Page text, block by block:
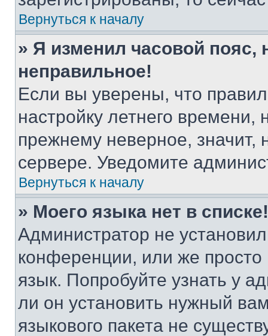
Вернуться к началу
» Я изменил часовой пояс,
неправильное!
Если вы уверены, что
настройку летнего
прежнему неверное, значит,
сервере. Уведомите
Вернуться к началу
» Моего языка нет в списке!
Администратор не
конференции, или же
язык. Попробуйте узнать у
ли он установить нужный
языкового пакета не